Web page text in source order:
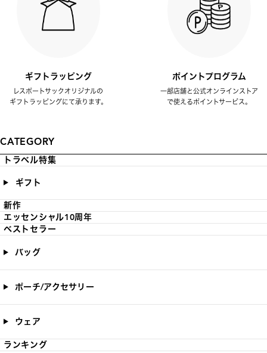
ギフトラッピング
レスポートサックオリジナルの
ギフトラッピングにて承ります。
ポイントプログラム
一部店舗と公式オンラインストア
で使えるポイントサービス。
CATEGORY
トラベル特集
ギフト
新作
エッセンシャル10周年
ベストセラー
バッグ
ポーチ/アクセサリー
ウェア
ランキング